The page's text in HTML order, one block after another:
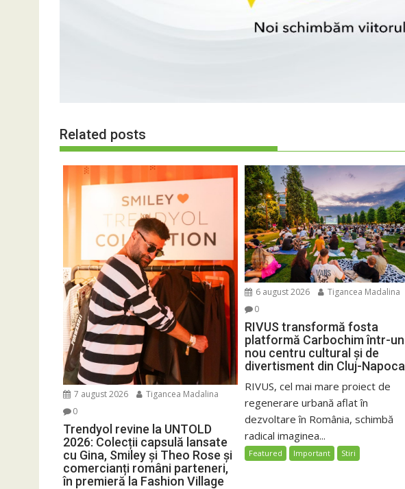
Related posts
7 august 2026
Tigancea Madalina
0
Trendyol revine la UNTOLD
2026: Colecții capsulă lansate
cu Gina, Smiley și Theo Rose și
comercianți români parteneri,
în premieră la Fashion Village
6 august 2026
Tigancea Madalina
0
RIVUS transformă fosta
platformă Carbochim într-un
nou centru cultural și de
divertisment din Cluj-Napoca
RIVUS, cel mai mare proiect de
regenerare urbană aflat în
dezvoltare în România, schimbă
radical imaginea...
Featured Important Stiri